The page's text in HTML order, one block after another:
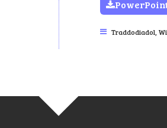
Traddodiadol,